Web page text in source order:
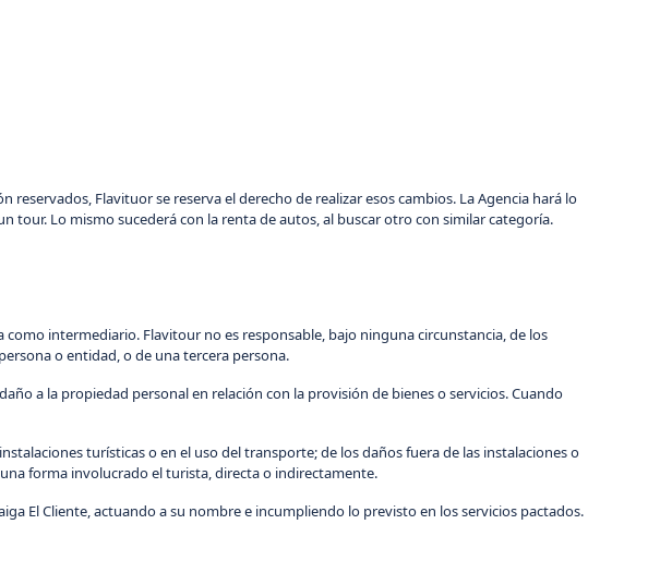
Flavituor se reserva el derecho de realizar esos cambios. La Agencia hará lo
Lo mismo sucederá con la renta de autos, al buscar otro con similar categoría.
intermediario. Flavitour no es responsable, bajo ninguna circunstancia, de los
o entidad, o de una tercera persona.
a la propiedad personal en relación con la provisión de bienes o servicios. Cuando
turísticas o en el uso del transporte; de los daños fuera de las instalaciones o
forma involucrado el turista, directa o indirectamente.
El Cliente, actuando a su nombre e incumpliendo lo previsto en los servicios pactados.